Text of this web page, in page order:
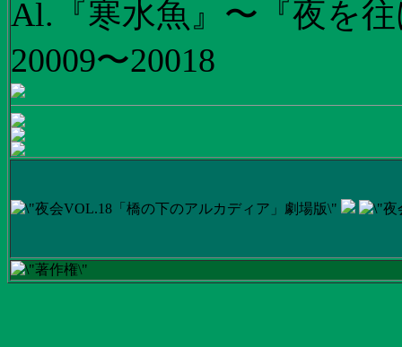
Al.『寒水魚』〜『夜を
20009〜20018